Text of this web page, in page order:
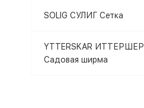
SOLIG СУЛИГ Сетка
YTTERSKAR ИТТЕРШЕР
Садовая ширма